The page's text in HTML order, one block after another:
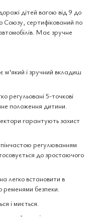
дітей вагою від 9 до
Союзу, сертифікований по
Має зручне
м'який і зручний вкладиш
регульовані 5-точкові
положення дитини.
гарантують захист
регулюванням
до зростаючого
легко встановити в
ременями безпеки.
і миється.